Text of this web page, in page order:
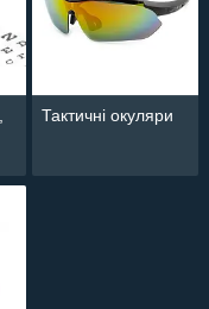
Тактичні окуляри